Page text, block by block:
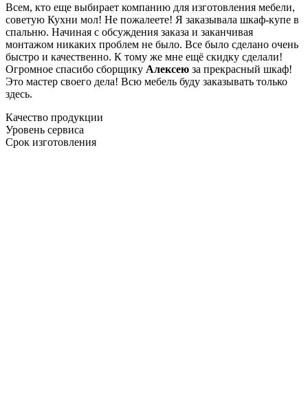
Всем, кто еще выбирает компанию для изготовления мебели,
советую Кухни мол! Не пожалеете! Я заказывала шкаф-купе в
спальню. Начиная с обсуждения заказа и заканчивая
монтажом никаких проблем не было. Все было сделано очень
быстро и качественно. К тому же мне ещё скидку сделали!
Огромное спасибо сборщику Алексею за прекрасный шкаф!
Это мастер своего дела! Всю мебель буду заказывать только
здесь.
Качество продукции
Уровень сервиса
Срок изготовления